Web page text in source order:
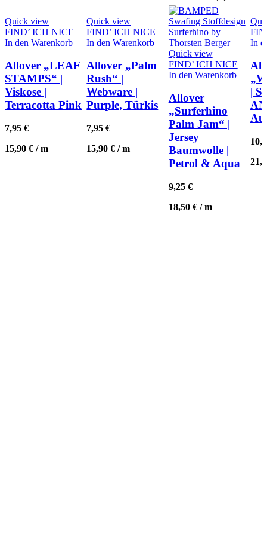
Quick view
FIND’ ICH NICE
In den Warenkorb
Allover „LEAF
STAMPS“ |
Viskose |
Terracotta Pink
7,95 €
15,90 € /m
Quick view
FIND’ ICH NICE
In den Warenkorb
Allover „Palm
Rush“ |
Webware |
Purple, Türkis
7,95€
15,90€ /m
Quick view
FIND’ ICH NICE
In den Warenkorb
Allover
„Surferhino
Palm Jam“ |
Jersey
Baumwolle |
Petrol & Aqua
9,25 €
18,50 €/m
In
|